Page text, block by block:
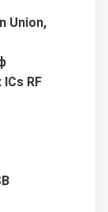
Union,
RF